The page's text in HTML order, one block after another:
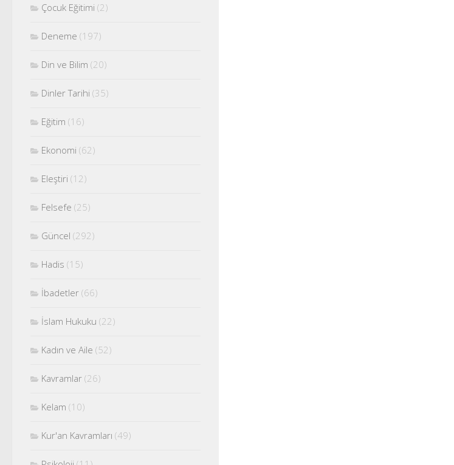
Çocuk Eğitimi (2)
Deneme (197)
Din ve Bilim (20)
Dinler Tarihi (35)
Eğitim (16)
Ekonomi (62)
Eleştiri (12)
Felsefe (25)
Güncel (292)
Hadis (15)
İbadetler (66)
İslam Hukuku (22)
Kadın ve Aile (52)
Kavramlar (26)
Kelam (10)
Kur'an Kavramları (49)